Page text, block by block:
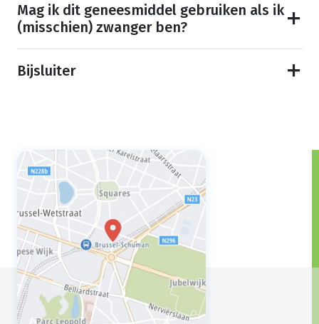
Mag ik dit geneesmiddel gebruiken als ik
(misschien) zwanger ben?
Bijsluiter